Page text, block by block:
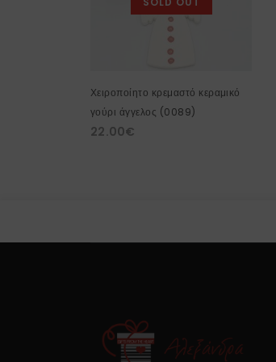
Χειροποίητο κρεμαστό κεραμικό
γούρι άγγελος (0089)
22.00€